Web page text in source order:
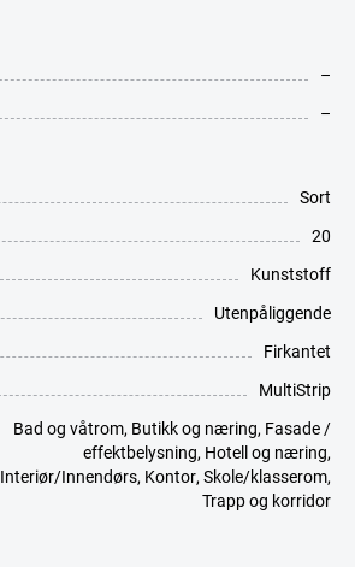
–
–
Sort
20
Kunststoff
Utenpåliggende
Firkantet
MultiStrip
Bad og våtrom, Butikk og næring, Fasade /
effektbelysning, Hotell og næring,
Interiør/Innendørs, Kontor,Skole/klasserom,
Trapp og korridor